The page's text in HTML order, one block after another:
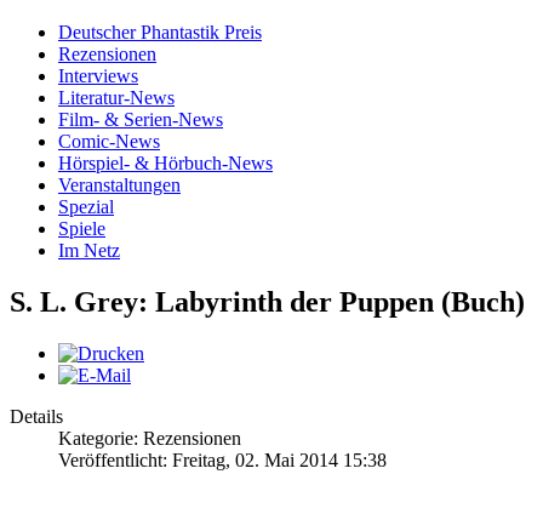
Deutscher Phantastik Preis
Rezensionen
Interviews
Literatur-News
Film- & Serien-News
Comic-News
Hörspiel- & Hörbuch-News
Veranstaltungen
Spezial
Spiele
Im Netz
S. L. Grey: Labyrinth der Puppen (Buch)
Details
Kategorie: Rezensionen
Veröffentlicht: Freitag, 02. Mai 2014 15:38